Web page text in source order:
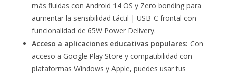
más fluidas con Android 14 OS y Zero bonding para
aumentar la sensibilidad táctil | USB-C frontal con
funcionalidad de 65W Power Delivery.
Acceso a aplicaciones educativas populares: Con
acceso a Google Play Store y compatibilidad con
plataformas Windows y Apple, puedes usar tus